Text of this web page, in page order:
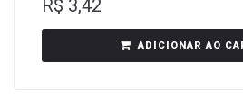
R$ 3,42
ADICIONAR AO